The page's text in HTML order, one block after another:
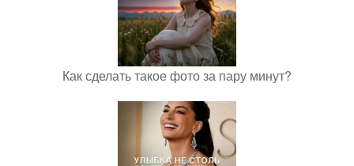
Как сделать такое фото за пару минут?